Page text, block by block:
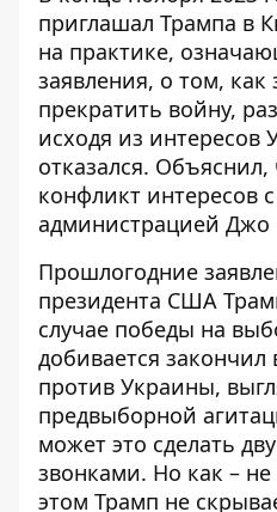
приглашал Трампа в
на практике,
заявления, о том, как
прекратить войну,
исходя из
отказался. Объяснил,
конфликт интересов
администрацией Джо
Прошлогодние
президента США
случае победы на
добивается закончил
против Украины,
предвыборной
может это сделать
звонками. Но как –
этом Трамп не